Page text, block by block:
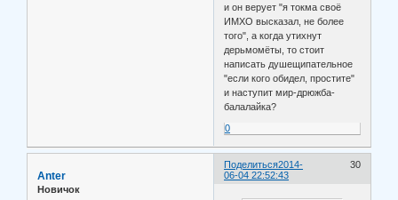
и он верует "я токма своё
ИМХО высказал, не более
того", а когда утихнут
дерьмомёты, то стоит
написать душещипательное
"если кого обидел, простите"
и наступит мир-дрюжба-
балалайка?
0
Поделиться 30
2014-
06-04 22:52:43
Anter
Новичок